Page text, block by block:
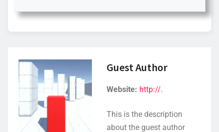
Guest Author
Website: http://.
This is the description
about the guest author